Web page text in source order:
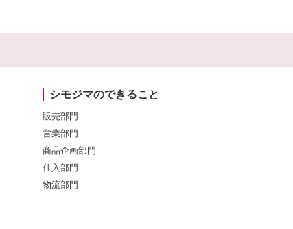
シモジマのできること
販売部門
営業部門
商品企画部門
仕入部門
物流部門